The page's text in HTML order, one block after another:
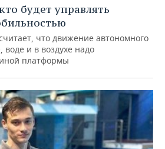
будет управлять
что движение автономного
и в воздухе надо
платформы